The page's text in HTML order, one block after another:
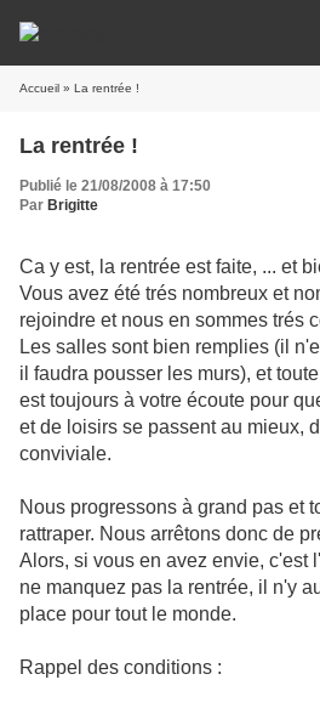
Accueil » La rentrée !
La rentrée !
Publié le 21/08/2008 à 17:50
Par Brigitte
Ca y est, la rentrée est faite, ... et
Vous avez été trés nombreux et
rejoindre et nous en sommes trés
Les salles sont bien remplies (il
il faudra pousser les murs), et
est toujours à votre écoute pour
et de loisirs se passent au mieux,
conviviale.
Nous progressons à grand pas et
rattraper. Nous arrêtons donc de
Alors, si vous en avez envie, c'est
ne manquez pas la rentrée, il n'y
place pour tout le monde.
Rappel des conditions :